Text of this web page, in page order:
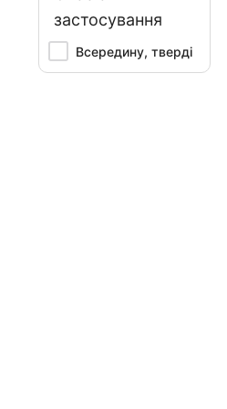
застосування
Всередину, тверді